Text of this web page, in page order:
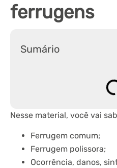
ferrugens
Sumário
Nesse material, você vai
Ferrugem comum;
Ferrugem polissora;
Ocorrência, danos,